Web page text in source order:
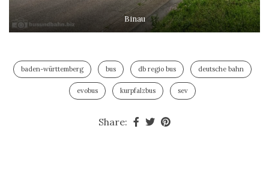
Binau
baden-württemberg bus db regio bus deutsche bahn
evobus kurpfalzbus sev
Share: